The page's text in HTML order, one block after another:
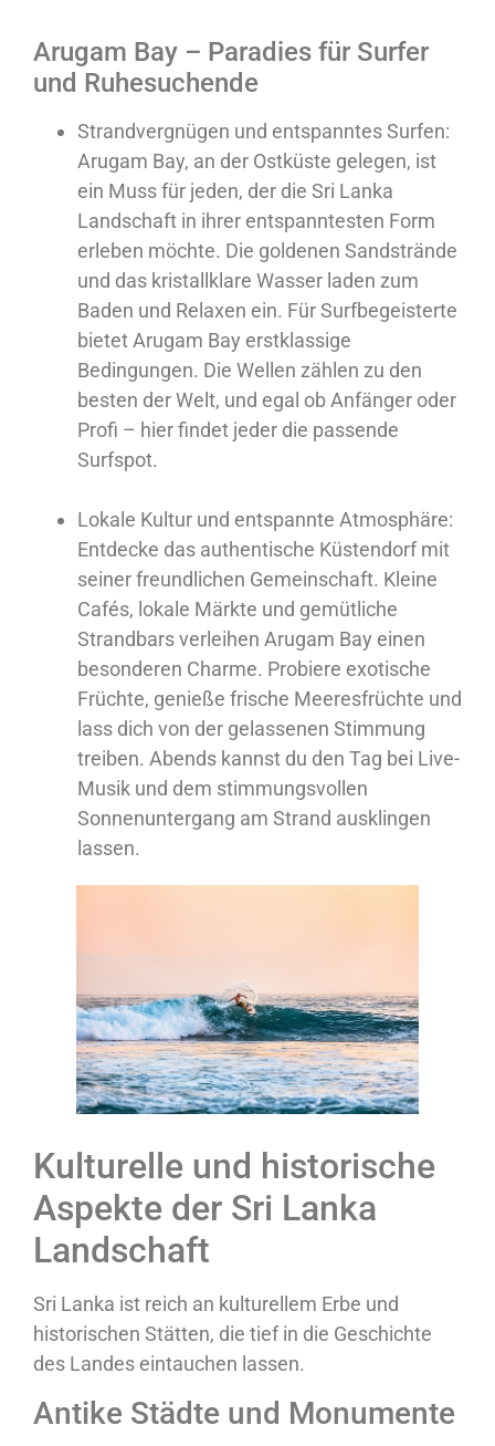
Arugam Bay – Paradies für Surfer
und Ruhesuchende
Strandvergnügen und entspanntes Surfen:
Arugam Bay, an der Ostküste gelegen, ist
ein Muss für jeden, der die Sri Lanka
Landschaft in ihrer entspanntesten Form
erleben möchte. Die goldenen Sandstrände
und das kristallklare Wasser laden zum
Baden und Relaxen ein. Für Surfbegeisterte
bietet Arugam Bay erstklassige
Bedingungen. Die Wellen zählen zu den
besten der Welt, und egal ob Anfänger oder
Profi – hier findet jeder die passende
Surfspot.
Lokale Kultur und entspannte Atmosphäre:
Entdecke das authentische Küstendorf mit
seiner freundlichen Gemeinschaft. Kleine
Cafés, lokale Märkte und gemütliche
Strandbars verleihen Arugam Bay einen
besonderen Charme. Probiere exotische
Früchte, genieße frische Meeresfrüchte und
lass dich von der gelassenen Stimmung
treiben. Abends kannst du den Tag bei Live-
Musik und dem stimmungsvollen
Sonnenuntergang am Strand ausklingen
lassen.
Kulturelle und historische
Aspekte der Sri Lanka
Landschaft
Sri Lanka ist reich an kulturellem Erbe und
historischen Stätten, die tief in die Geschichte
des Landes eintauchen lassen.
Antike Städte und Monumente